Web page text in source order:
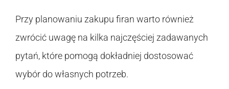
Przy planowaniu zakupu firan warto również
zwrócić uwagę na kilka najczęściej zadawanych
pytań, które pomogą dokładniej dostosować
wybór do własnych potrzeb.